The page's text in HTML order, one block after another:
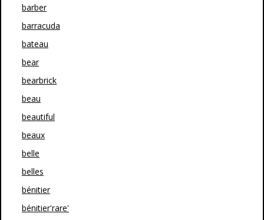
barber
barracuda
bateau
bear
bearbrick
beau
beautiful
beaux
belle
belles
bénitier
bénitier'rare'